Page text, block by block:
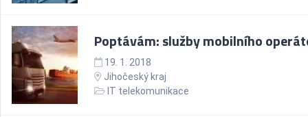
Poptávám: služby mobilního
19. 1. 2018
Jihočeský kraj
IT telekomunikace